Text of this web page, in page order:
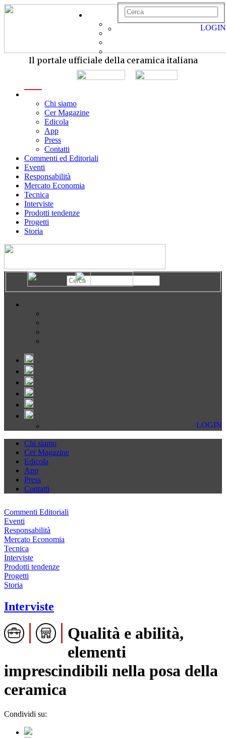
Il portale ufficiale della ceramica italiana
Chi siamo
Cer Magazine
Edicola
App
Press
Contatti
Commenti ed Editoriali
Eventi
Responsabilità
Mercato Economia
Tecnica
Interviste
Prodotti tendenze
Progetti
Storia
LOGIN
LOGIN
Chi siamo
Cer Magazine
Edicola
App
Press
Contatti
Commenti Editoriali
Eventi
Responsabilità
Mercato Economia
Tecnica
Interviste
Prodotti tendenze
Progetti
Storia
Interviste
Qualità e abilità,
elementi
imprescindibili nella posa della
ceramica
Condividi su: